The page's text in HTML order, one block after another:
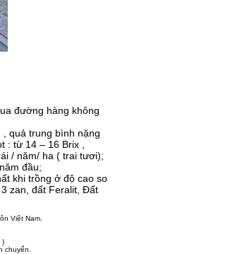
đường hàng không​
quả trung bình nặng
từ 14 – 16 Brix ,
/ năm/ ha ( trai tươi);
đầu;
khi trồng ở độ cao so
zan, đất Feralit, Đất
Việt Nam.
)
chuyển.